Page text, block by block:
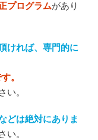
プログラムがあり
ければ、専門的に
。
い。
どは絶対にありま
い。